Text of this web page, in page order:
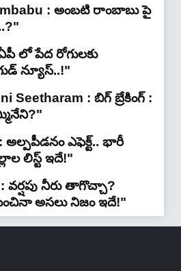
: అంబటి రాంబాబు పై
లో పేద రోగులకు
న్యూస్..!"
Seetharam : బిగ్ బ్రేకింగ్ :
అల్పపీడనం ఎఫెక్ట్.. భారీ
లిస్ట్ ఇదే!"
వర్షపు నీరు తాగొచ్చా?
అసలు నిజం ఇదే!"